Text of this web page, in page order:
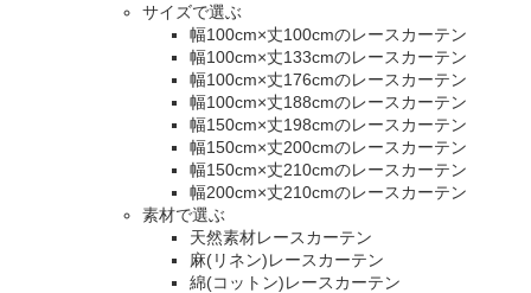
サイズで選ぶ
幅100cm×丈100cmのレースカーテン
幅100cm×丈133cmのレースカーテン
幅100cm×丈176cmのレースカーテン
幅100cm×丈188cmのレースカーテン
幅150cm×丈198cmのレースカーテン
幅150cm×丈200cmのレースカーテン
幅150cm×丈210cmのレースカーテン
幅200cm×丈210cmのレースカーテン
素材で選ぶ
天然素材レースカーテン
麻(リネン)レースカーテン
綿(コットン)レースカーテン